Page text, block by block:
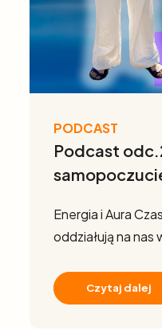
PODCAST
Podcast
Energia i Aura
oddziałują na nas
Czytaj dalej